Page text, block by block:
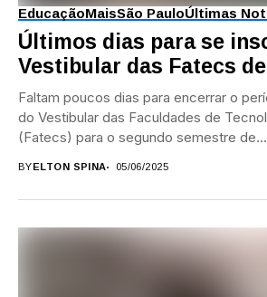
EducaçãoMaisSão PauloÚltimas
Últimos dias para se
Vestibular das Fatecs
Faltam poucos dias para encerrar o
do Vestibular das Faculdades de
(Fatecs) para o segundo semestre de...
BYELTON SPINA 05/06/2025